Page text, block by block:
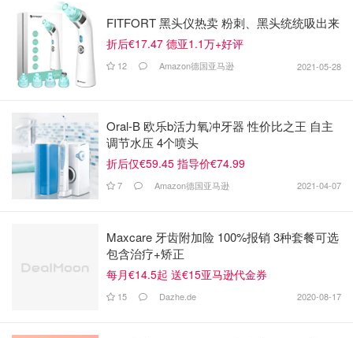
FITFORT 黑头仪热卖 粉刺、黑头统统吸出来
折后€17.47 德亚1.1万+好评
12 Amazon德国亚马逊 2021-05-28
Oral-B 欧乐b活力氧冲牙器 性价比之王 自主
调节水压 4个喷头
折后仅€59.45 指导价€74.99
7 Amazon德国亚马逊 2021-04-07
Maxcare 牙齿附加险 100%报销 3种套餐可选
包含治疗+矫正
每月€14.5起 送€15亚马逊代金券
15 Dazhe.de 2020-08-17